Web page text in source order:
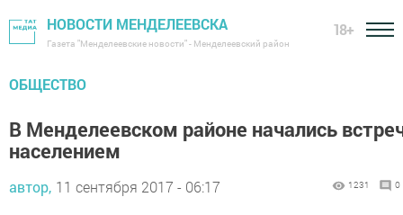
НОВОСТИ МЕНДЕЛЕЕВСКА
Газета "Менделеевские новости" - Менделеевский район
18+
ОБЩЕСТВО
В Менделеевском районе начались
населением
автор, 11 сентября 2017 - 06:17 1231 0